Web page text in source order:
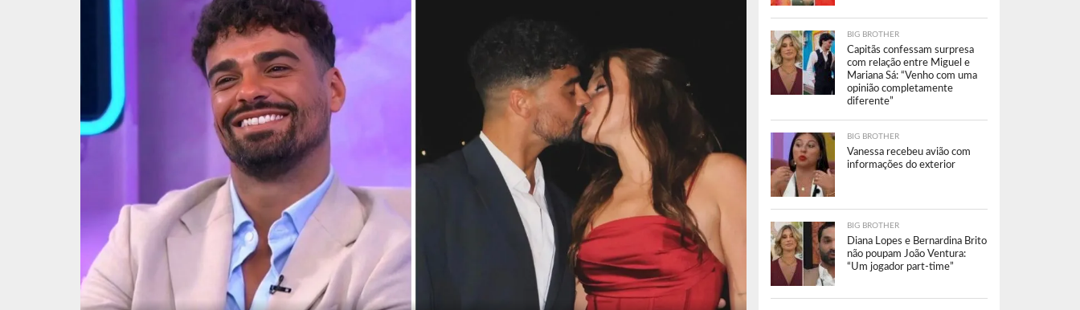
BIG BROTHER
Capitãs confessam surpresa
com relação entre Miguel e
Mariana Sá: “Venho com uma
opinião completamente
diferente”
BIG BROTHER
Vanessa recebeu avião com
informações do exterior
BIG BROTHER
Diana Lopes e Bernardina Brito
não poupam João Ventura:
“Um jogador part-time”